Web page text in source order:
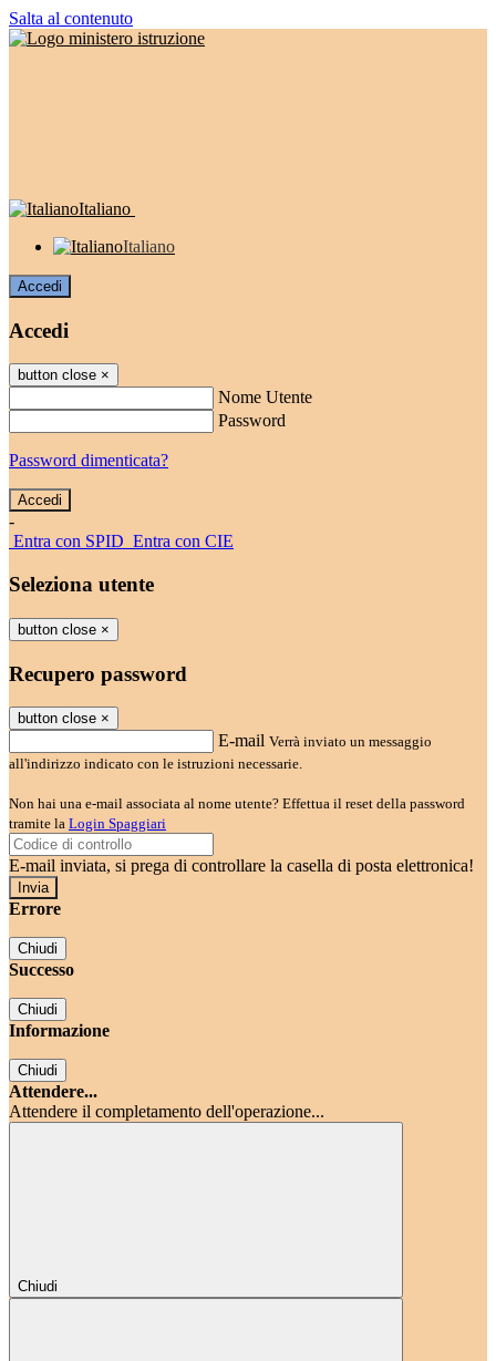
Salta al contenuto
Italiano
Italiano
Accedi
Accedi
button close ×
Nome Utente
Password
Password dimenticata?
-
Entra con SPID Entra con CIE
Seleziona utente
button close ×
Recupero password
button close ×
E-mail Verrà inviato un messaggio
all'indirizzo indicato con le istruzioni necessarie.
Non hai una e-mail associata al nome utente? Effettua il reset della password
tramite la Login Spaggiari
E-mail inviata, si prega di controllare la casella di posta elettronica!
Errore
Chiudi
Successo
Chiudi
Informazione
Chiudi
Attendere...
Attendere il completamento dell'operazione...
Chiudi